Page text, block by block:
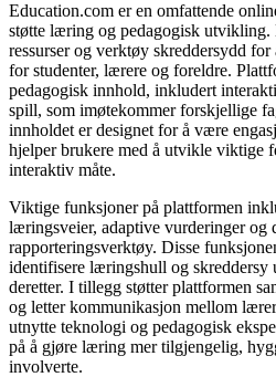
Education.com er en omfattende
støtte læring og pedagogisk utvikling.
ressurser og verktøy skreddersydd
for studenter, lærere og foreldre.
pedagogisk innhold, inkludert
spill, som imøtekommer forskjellige
innholdet er designet for å være
hjelper brukere med å utvikle viktige
interaktiv måte.
Viktige funksjoner på plattformen
læringsveier, adaptive vurderinger og
rapporteringsverktøy. Disse
identifisere læringshull og skreddersy
deretter. I tillegg støtter plattformen
og letter kommunikasjon mellom
utnytte teknologi og pedagogisk
på å gjøre læring mer tilgjengelig,
involverte.